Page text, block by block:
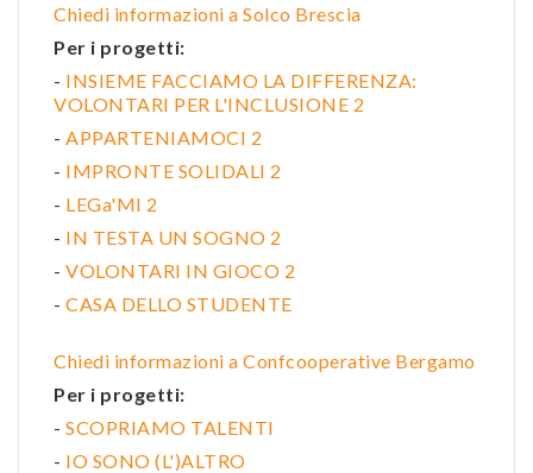
Chiedi informazioni a Solco Brescia
Per i progetti:
- INSIEME FACCIAMO LA DIFFERENZA:
VOLONTARI PER L'INCLUSIONE 2
- APPARTENIAMOCI 2
- IMPRONTE SOLIDALI 2
- LEGa'MI 2
- IN TESTA UN SOGNO 2
- VOLONTARI IN GIOCO 2
- CASA DELLO STUDENTE
Chiedi informazioni a Confcooperative Bergamo
Per i progetti:
- SCOPRIAMO TALENTI
- IO SONO (L')ALTRO